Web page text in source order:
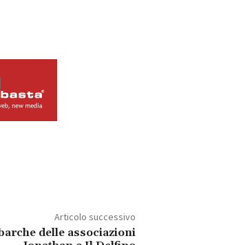
Articolo successivo
delle associazioni